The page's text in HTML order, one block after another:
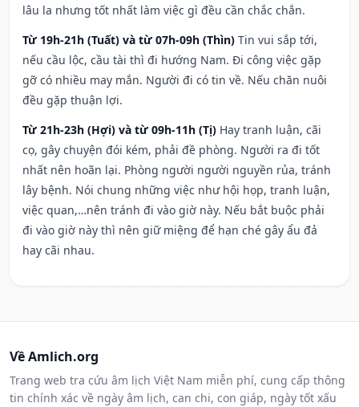
lâu la nhưng tốt nhất làm việc gì đều cần chắc chắn.
Từ 19h-21h (Tuất) và từ 07h-09h (Thìn) Tin vui sắp tới,
nếu cầu lộc, cầu tài thì đi hướng Nam. Đi công việc gặp
gỡ có nhiều may mắn. Người đi có tin về. Nếu chăn nuôi
đều gặp thuận lợi.
Từ 21h-23h (Hợi) và từ 09h-11h (Tị) Hay tranh luận, cãi
cọ, gây chuyện đói kém, phải đề phòng. Người ra đi tốt
nhất nên hoãn lại. Phòng người người nguyền rủa, tránh
lây bệnh. Nói chung những việc như hội họp, tranh luận,
việc quan,…nên tránh đi vào giờ này. Nếu bắt buộc phải
đi vào giờ này thì nên giữ miệng để hạn ché gây ẩu đả
hay cãi nhau.
Về Amlich.org
Trang web tra cứu âm lịch Việt Nam miễn phí, cung cấp thông
tin chính xác về ngày âm lịch, can chi, con giáp, ngày tốt xấu